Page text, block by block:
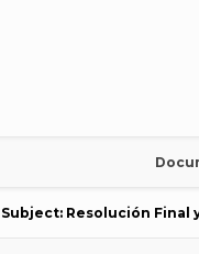
Subject: Resolución Final